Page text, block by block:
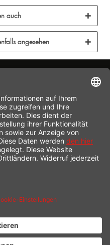
auch
angesehen